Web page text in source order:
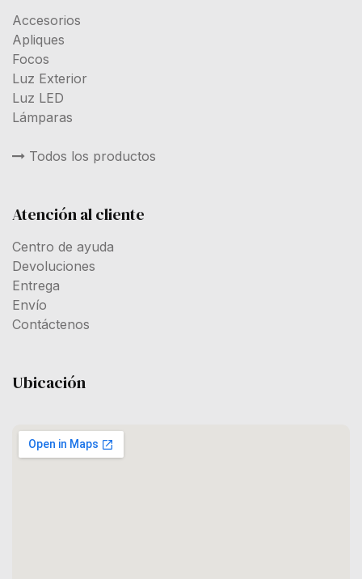
Accesorios
Apliques
Focos
Luz Exterior
Luz LED
Lámparas
Todos los productos
Atención al cliente
Centro de ayuda
Devoluciones
Entrega
Envío
Contáctenos
Ubicación